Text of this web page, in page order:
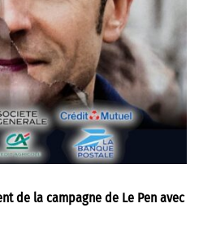
de la campagne de Le Pen avec